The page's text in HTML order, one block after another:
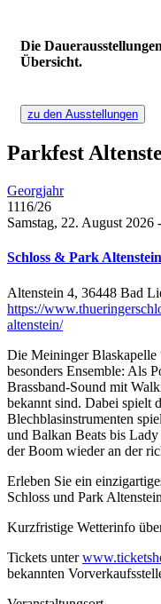
Die
Übersicht.
zu den Ausstellungen
Parkfest
Georgjahr
1116/26
Samstag, 22. August 2026
Schloss & Park Altenstein
Altenstein 4, 36448 Bad
https://
altenstein/
Die Meininger Blaskapelle
besonders Ensemble: Als
Brassband-Sound mit
bekannt sind. Dabei spielt
Blechblasinstrumenten
und Balkan Beats bis
der Boom wieder an der
Erleben Sie ein
Schloss und Park
Kurzfristige Wetterinfo
Tickets unter
bekannten